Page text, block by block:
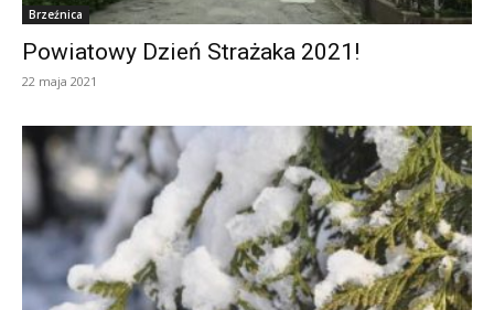
Brzeźnica
Powiatowy Dzień Strażaka 2021!
22 maja 2021